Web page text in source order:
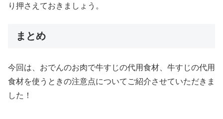
り押さえておきましょう。
まとめ
今回は、おでんのお肉で牛すじの代用食材、牛すじの代用
食材を使うときの注意点についてご紹介させていただきま
した！